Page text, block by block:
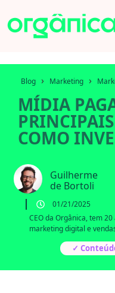
Blog › Marketing ›
MÍDIA
COMO
Guilherme
de Bortoli
01/21/2025
CEO da Orgânica, tem
marketing digital e
✓